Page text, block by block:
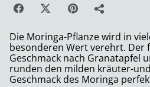
Die Moringa-Pflanze wird in
besonderen Wert verehrt. Der
Geschmack nach Granatapfel
runden den milden kräuter-
Geschmack des Moringa